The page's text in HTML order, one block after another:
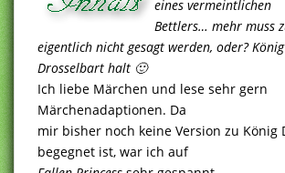
eines vermeintlichen
Bettlers… mehr muss
eigentlich nicht gesagt werden, oder? König
Drosselbart halt 🙂
Ich liebe Märchen und lese sehr gern
Märchenadaptionen. Da
mir bisher noch keine Version zu König
begegnet ist, war ich auf